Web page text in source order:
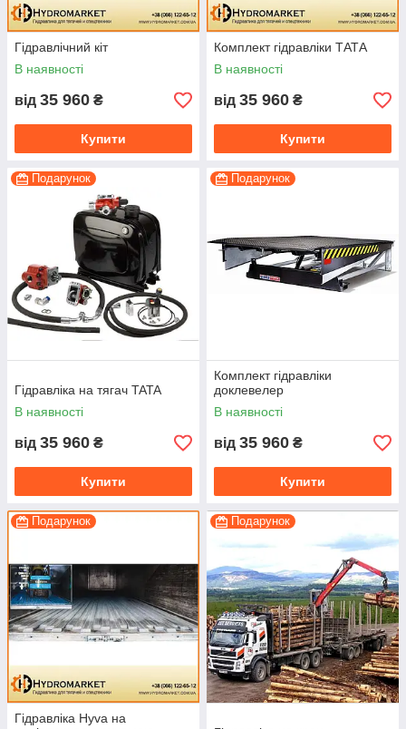
Гідравлічний кіт
В наявності
від 35 960 ₴
Купити
Комплект гідравліки ТАТА
В наявності
від 35 960 ₴
Купити
Подарунок
Гідравліка на тягач TATA
В наявності
від 35 960 ₴
Купити
Подарунок
Комплект гідравліки
доклевелер
В наявності
від 35 960 ₴
Купити
Подарунок
Гідравліка Hyva на
Подарунок